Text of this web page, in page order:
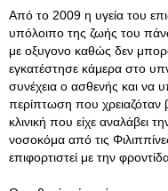
Από το 2009 η υγεία του
υπόλοιπο της ζωής του
με οξυγονο καθώς δεν
εγκατέστησε κάμερα στο
συνέχεια ο ασθενής και να
περίπτωση που
κλινική που είχε αναλάβει
νοσοκόμα από τις
επιφορτιστεί με την